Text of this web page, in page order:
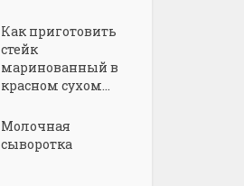
Как приготовить
стейк
маринованный в
красном сухом...
Молочная
сыворотка